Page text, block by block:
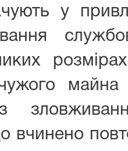
у
вчинено